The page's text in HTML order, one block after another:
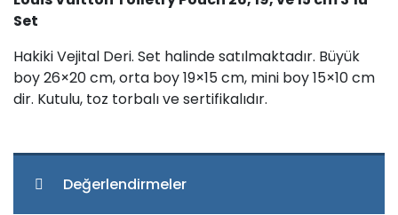
Set
Hakiki Vejital Deri. Set halinde satılmaktadır. Büyük
boy 26×20 cm, orta boy 19×15 cm, mini boy 15×10 cm
dir. Kutulu, toz torbalı ve sertifikalıdır.
Değerlendirmeler